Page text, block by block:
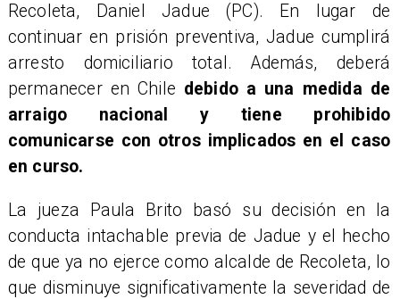
Recoleta, Daniel Jadue (PC). En lugar de
continuar en prisión preventiva, Jadue cumplirá
arresto domiciliario total. Además, deberá
permanecer en Chile debido a una medida de
arraigo nacional y tiene prohibido
comunicarse con otros implicados en el caso
en curso.
La jueza Paula Brito basó su decisión en la
conducta intachable previa de Jadue y el hecho
de que ya no ejerce como alcalde de Recoleta, lo
que disminuye significativamente la severidad de